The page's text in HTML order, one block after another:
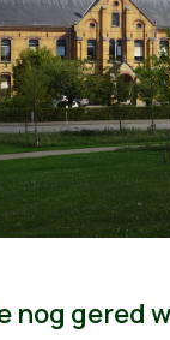
nog gered